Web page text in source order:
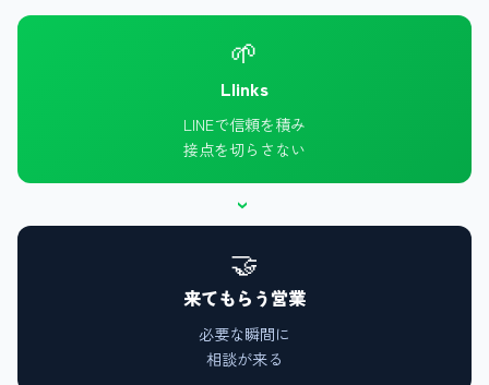
🌱
Llinks
LINEで信頼を積み
接点を切らさない
›
🤝
来てもらう営業
必要な瞬間に
相談が来る